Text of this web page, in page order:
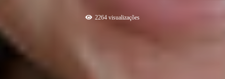
2264 visualizações